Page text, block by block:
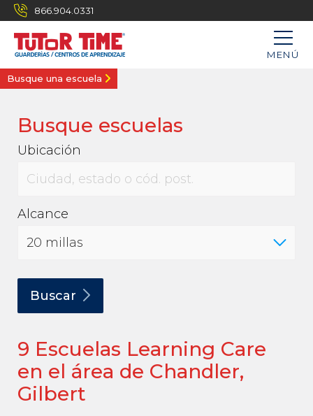
866.904.0331
MENÚ
Busque una escuela
Busque escuelas
Ubicación
Alcance
Buscar
9 Escuelas Learning Care
en el área de Chandler,
Gilbert